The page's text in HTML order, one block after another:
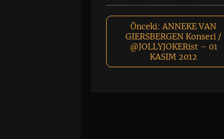
Önceki: ANNEKE VAN
GIERSBERGEN Konseri /
@JOLLYJOKERist – 01
KASIM 2012